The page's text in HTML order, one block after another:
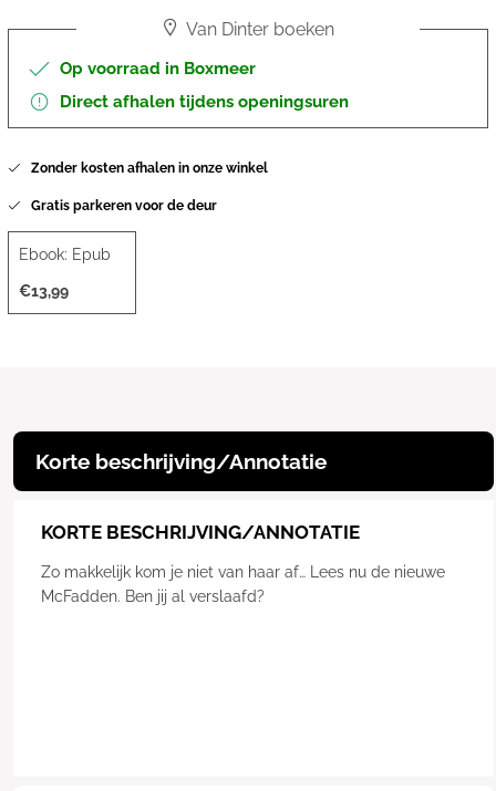
Van Dinter boeken
Op voorraad in Boxmeer
Direct afhalen tijdens openingsuren
Zonder kosten afhalen in onze winkel
Gratis parkeren voor de deur
Ebook: Epub
€13,99
Korte beschrijving/Annotatie
KORTE BESCHRIJVING/ANNOTATIE
Zo makkelijk kom je niet van haar af… Lees nu de nieuwe
McFadden. Ben jij al verslaafd?